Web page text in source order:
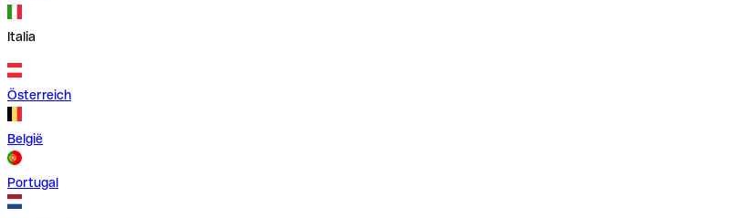
Italia
Österreich
België
Portugal